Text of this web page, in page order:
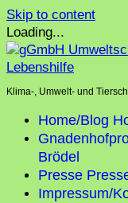
Skip to content
Loading...
Klima-, Umwelt- und
Home/Blog
Brödel
Presse
Impressum/